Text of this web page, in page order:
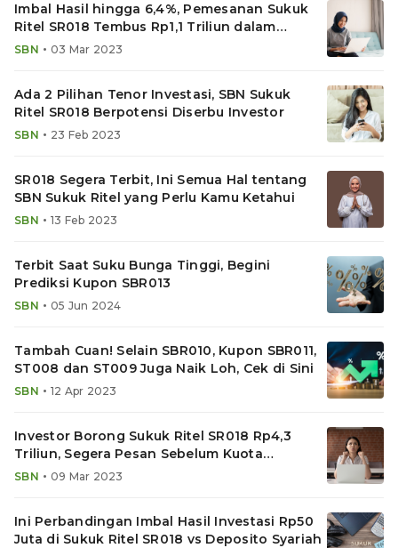
Imbal Hasil hingga 6,4%, Pemesanan Sukuk
Ritel SR018 Tembus Rp1,1 Triliun dalam
Hitungan Jam
SBN • 03 Mar 2023
Ada 2 Pilihan Tenor Investasi, SBN Sukuk
Ritel SR018 Berpotensi Diserbu Investor
SBN • 23 Feb 2023
SR018 Segera Terbit, Ini Semua Hal tentang
SBN Sukuk Ritel yang Perlu Kamu Ketahui
SBN • 13 Feb 2023
Terbit Saat Suku Bunga Tinggi, Begini
Prediksi Kupon SBR013
SBN • 05 Jun 2024
Tambah Cuan! Selain SBR010, Kupon SBR011,
ST008 dan ST009 Juga Naik Loh, Cek di Sini
SBN • 12 Apr 2023
Investor Borong Sukuk Ritel SR018 Rp4,3
Triliun, Segera Pesan Sebelum Kuota
Kehabisan!
SBN • 09 Mar 2023
Ini Perbandingan Imbal Hasil Investasi Rp50
Juta di Sukuk Ritel SR018 vs Deposito Syariah